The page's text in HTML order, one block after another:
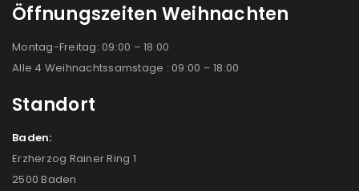
Öffnungszeiten Weihnachten
Montag-Freitag: 09:00 – 18:00
Alle 4 Weihnachtssamstage : 09:00 – 18:00
Standort
Baden:
Erzherzog Rainer Ring 1
2500 Baden